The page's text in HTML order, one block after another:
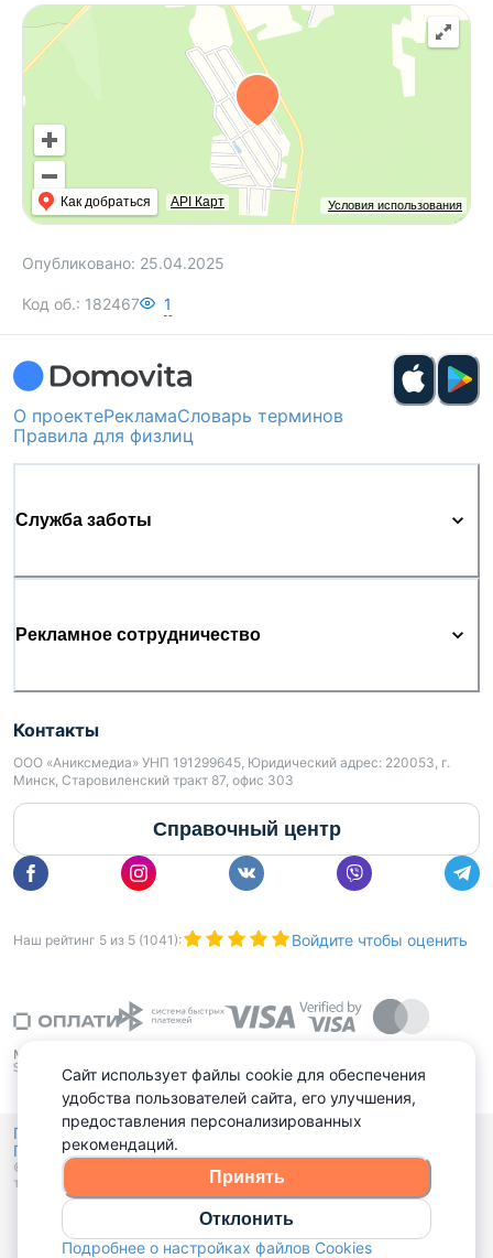
Условия использования
Как добраться API Карт
Опубликовано: 25.04.2025
Код об.: 182467 1
О проектеРекламаСловарь терминов
Правила для физлиц
Служба заботы
Рекламное сотрудничество
Контакты
ООО «Аниксмедиа» УНП 191299645, Юридический адрес: 220053, г.
Минск, Старовиленский тракт 87, офис 303
Справочный центр
Наш рейтинг 5 из 5 (1041 ): Войдите чтобы оценить
Политика конфиденциальности,
Политика обработки файлов куки
© 2015 - 2026, Domovita.by. Копирование материалов допускается
только при наличии активной ссылки.
Сайт использует файлы cookie для обеспечения
удобства пользователей сайта, его улучшения,
предоставления персонализированных
рекомендаций.
Принять
Отклонить
Подробнее о настройках файлов Cookies